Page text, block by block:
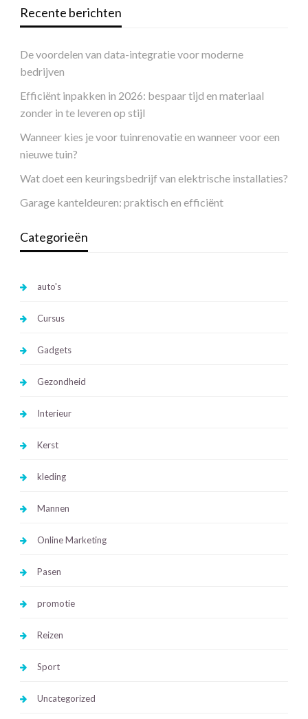
Recente berichten
De voordelen van data-integratie voor moderne
bedrijven
Efficiënt inpakken in 2026: bespaar tijd en materiaal
zonder in te leveren op stijl
Wanneer kies je voor tuinrenovatie en wanneer voor een
nieuwe tuin?
Wat doet een keuringsbedrijf van elektrische installaties?
Garage kanteldeuren: praktisch en efficiënt
Categorieën
auto's
Cursus
Gadgets
Gezondheid
Interieur
Kerst
kleding
Mannen
Online Marketing
Pasen
promotie
Reizen
Sport
Uncategorized